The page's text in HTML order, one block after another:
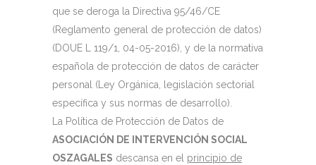
que se deroga la Directiva 95/46/CE
(Reglamento general de protección de datos)
(DOUE L 119/1, 04-05-2016), y de la normativa
española de protección de datos de carácter
personal (Ley Orgánica, legislación sectorial
específica y sus normas de desarrollo).
La Política de Protección de Datos de
ASOCIACIÓN DE INTERVENCIÓN SOCIAL
OSZAGALES descansa en el principio de